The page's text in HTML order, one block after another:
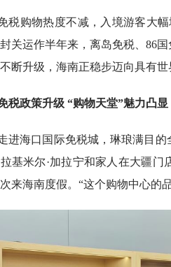
税购物热度不减，入境游客大
关运作半年来，离岛免税、86
断升级，海南正稳步迈向具有
税政策升级 “购物天堂”魅力凸显
进海口国际免税城，琳琅满目
基米尔·加拉宁和家人在大疆
来海南度假。“这个购物中心的